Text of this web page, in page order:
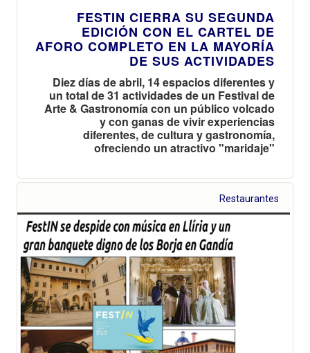
FESTIN CIERRA SU SEGUNDA
EDICIÓN CON EL CARTEL DE
AFORO COMPLETO EN LA MAYORÍA
DE SUS ACTIVIDADES
Diez días de abril, 14 espacios diferentes y
un total de 31 actividades de un Festival de
Arte & Gastronomía con un público volcado
y con ganas de vivir experiencias
diferentes, de cultura y gastronomía,
ofreciendo un atractivo "maridaje"
Restaurantes